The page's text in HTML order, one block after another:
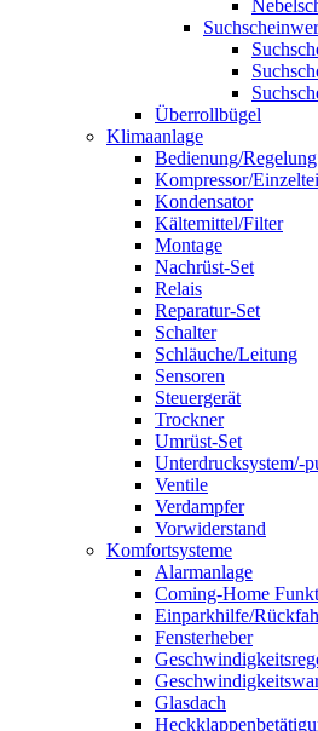
Überrollbügel
Klimaanlage
Bedienung/Regelung
Kompressor/
Kondensator
Kältemittel/Filter
Montage
Nachrüst-Set
Relais
Reparatur-Set
Schalter
Schläuche/Leitung
Sensoren
Steuergerät
Trockner
Umrüst-Set
Unterdrucksystem/-
Ventile
Verdampfer
Vorwiderstand
Komfortsysteme
Alarmanlage
Coming-Home
Einparkhilfe/
Fensterheber
Glasdach